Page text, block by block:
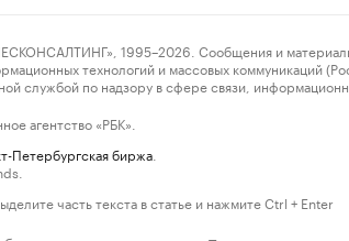
1995–2026. Сообщения и материалы
технологий и массовых коммуникаций
службой по надзору в сфере связи,
агентство «РБК».
Петербургская биржа
часть текста в статье и нажмите Ctrl + Enter